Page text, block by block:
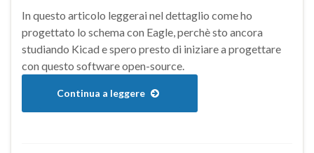
In questo articolo leggerai nel dettaglio come ho
progettato lo schema con Eagle, perchè sto ancora
studiando Kicad e spero presto di iniziare a progettare
con questo software open-source.
Continua a leggere